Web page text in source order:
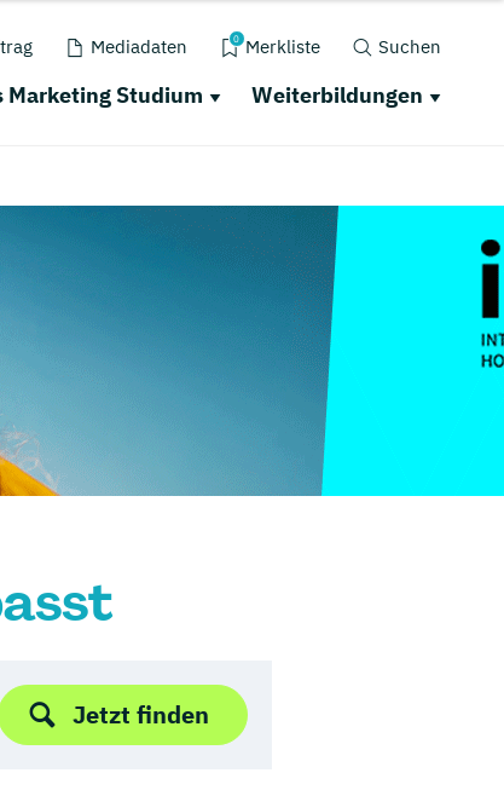
Mediadaten 0 Merkliste Suchen
Marketing Studium Weiterbildungen
Jetzt finden